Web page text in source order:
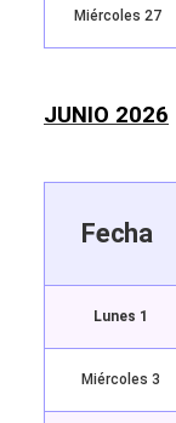
Miércoles 27
JUNIO 2026
Fecha
Lunes 1
Miércoles 3